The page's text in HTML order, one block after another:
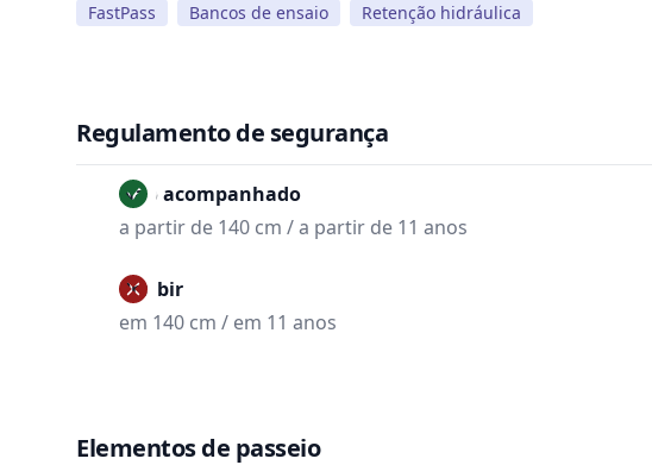
FastPass Bancos de ensaio Retenção hidráulica
Regulamento de segurança
Não acompanhado
a partir de 140 cm / a partir de 11 anos
Proibir
em 140 cm / em 11 anos
Elementos de passeio